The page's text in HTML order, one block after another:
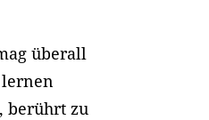
überall
berührt zu